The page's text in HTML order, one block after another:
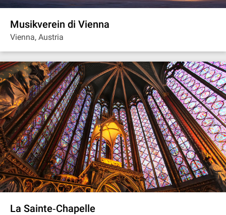
Musikverein di Vienna
Vienna, Austria
La Sainte‐Chapelle